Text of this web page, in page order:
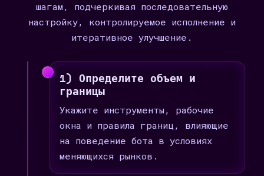
шагам, подчеркивая последовательную
настройку, контролируемое исполнение и
итеративное улучшение.
1) Определите объем и
границы
Укажите инструменты, рабочие
окна и правила границ, влияющие
на поведение бота в условиях
меняющихся рынков.